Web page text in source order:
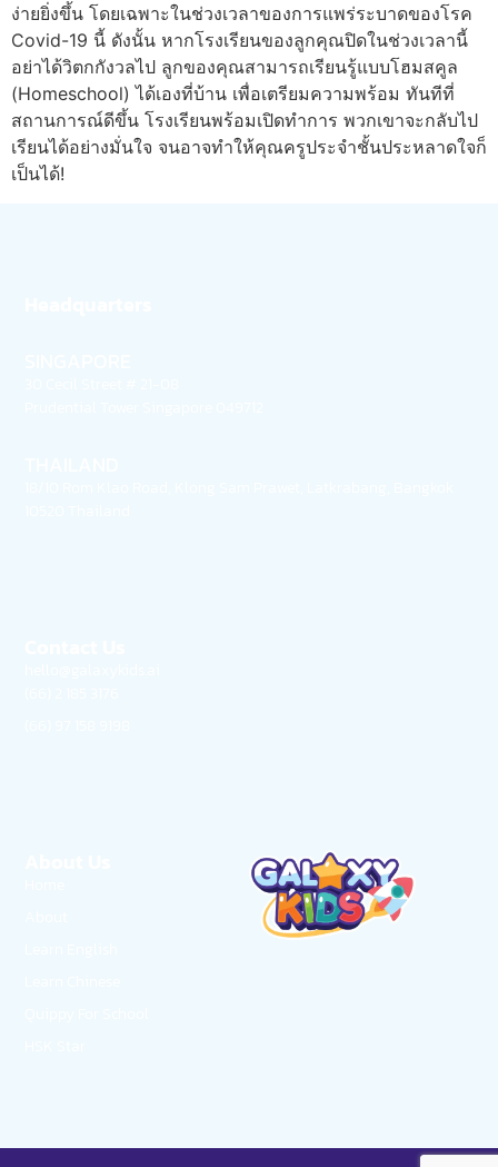
ง่ายยิ่งขึ้น โดยเฉพาะในช่วงเวลาของการแพร่ระบาดของโรค
Covid-19 นี้ ดังนั้น หากโรงเรียนของลูกคุณปิดในช่วงเวลานี้
อย่าได้วิตกกังวลไป ลูกของคุณสามารถเรียนรู้แบบโฮมสคูล
(Homeschool)ได้เองที่บ้าน เพื่อเตรียมความพร้อม ทันทีที่
สถานการณ์ดีขึ้น โรงเรียนพร้อมเปิดทำการ พวกเขาจะกลับไป
เรียนได้อย่างมั่นใจ จนอาจทำให้คุณครูประจำชั้นประหลาดใจก็
เป็นได้!